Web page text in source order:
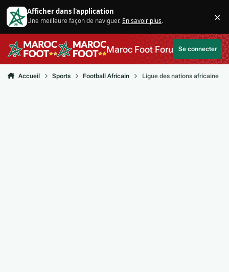
Aller au contenu
Afficher dans l'application
Une meilleure façon de naviguer. En savoir plus. ×
Maroc Foot ForumSe connecter
Accueil Sports Football Africain Ligue des nations africaine